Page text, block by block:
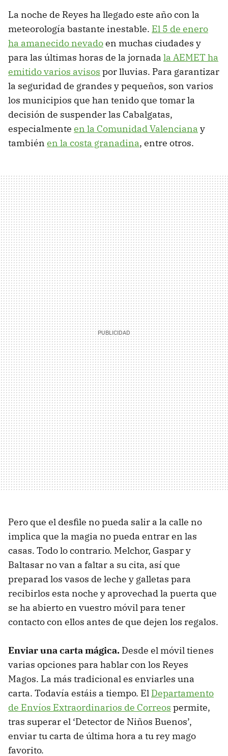
La noche de Reyes ha llegado este año con la
meteorología bastante inestable. El 5 de enero
ha amanecido nevadoen muchas ciudades y
para las últimas horas de la jornada la AEMET ha
emitido varios avisos por lluvias. Para garantizar
la seguridad de grandes y pequeños, son varios
los municipios que han tenido que tomar la
decisión de suspender las Cabalgatas,
especialmente en la Comunidad Valenciana y
también en la costa granadina, entre otros.
Pero que el desfile no pueda salir a la calle no
implica que la magia no pueda entrar en las
casas. Todo lo contrario. Melchor, Gaspar y
Baltasar no van a faltar a su cita, así que
preparad los vasos de leche y galletas para
recibirlos esta noche y aprovechad la puerta que
se ha abierto en vuestro móvil para tener
contacto con ellos antes de que dejen los regalos.
Enviar una carta mágica. Desde el móvil tienes
varias opciones para hablar con los Reyes
Magos. La más tradicional es enviarles una
carta. Todavía estáis a tiempo. El Departamento
de Envíos Extraordinarios de Correos permite,
tras superar el ‘Detector de Niños Buenos’,
enviar tu carta de última hora a tu rey mago
favorito.